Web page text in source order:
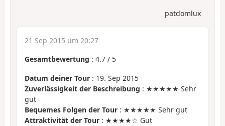
patdomlux
21 Sep 2015 um 20:27
Gesamtbewertung : 4.7 / 5
Datum deiner Tour : 19. Sep 2015
Zuverlässigkeit der Beschreibung : ★★★★★ Sehr
gut
Bequemes Folgen der Tour : ★★★★★ Sehr gut
Attraktivität der Tour : ★★★★☆ Gut